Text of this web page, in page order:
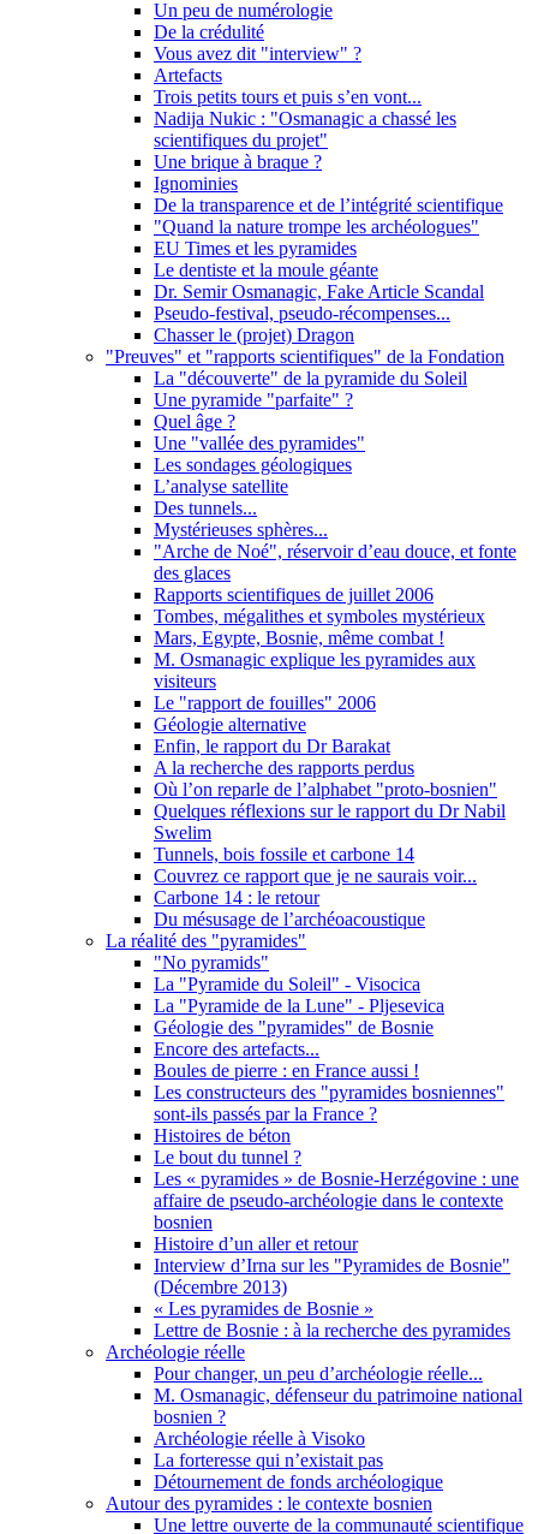
Un peu de numérologie
De la crédulité
Vous avez dit "interview" ?
Artefacts
Trois petits tours et puis s’en vont...
Nadija Nukic : "Osmanagic a chassé les
scientifiques du projet"
Une brique à braque ?
Ignominies
De la transparence et de l’intégrité scientifique
"Quand la nature trompe les archéologues"
EU Times et les pyramides
Le dentiste et la moule géante
Dr. Semir Osmanagic, Fake Article Scandal
Pseudo-festival, pseudo-récompenses...
Chasser le (projet) Dragon
"Preuves" et "rapports scientifiques" de la Fondation
La "découverte" de la pyramide du Soleil
Une pyramide "parfaite" ?
Quel âge ?
Une "vallée des pyramides"
Les sondages géologiques
L’analyse satellite
Des tunnels...
Mystérieuses sphères...
"Arche de Noé", réservoir d’eau douce, et fonte
des glaces
Rapports scientifiques de juillet 2006
Tombes, mégalithes et symboles mystérieux
Mars, Egypte, Bosnie, même combat !
M. Osmanagic explique les pyramides aux
visiteurs
Le "rapport de fouilles" 2006
Géologie alternative
Enfin, le rapport du Dr Barakat
A la recherche des rapports perdus
Où l’on reparle de l’alphabet "proto-bosnien"
Quelques réflexions sur le rapport du Dr Nabil
Swelim
Tunnels, bois fossile et carbone 14
Couvrez ce rapport que je ne saurais voir...
Carbone 14 : le retour
Du mésusage de l’archéoacoustique
La réalité des "pyramides"
"No pyramids"
La "Pyramide du Soleil" - Visocica
La "Pyramide de la Lune" - Pljesevica
Géologie des "pyramides" de Bosnie
Encore des artefacts...
Boules de pierre : en France aussi !
Les constructeurs des "pyramides bosniennes"
sont-ils passés par la France ?
Histoires de béton
Le bout du tunnel ?
Les « pyramides » de Bosnie-Herzégovine : une
affaire de pseudo-archéologie dans le contexte
bosnien
Histoire d’un aller et retour
Interview d’Irna sur les "Pyramides de Bosnie"
(Décembre 2013)
« Les pyramides de Bosnie »
Lettre de Bosnie : à la recherche des pyramides
Archéologie réelle
Pour changer, un peu d’archéologie réelle...
M. Osmanagic, défenseur du patrimoine national
bosnien ?
Archéologie réelle à Visoko
La forteresse qui n’existait pas
Détournement de fonds archéologique
Autour des pyramides : le contexte bosnien
Une lettre ouverte de la communauté scientifique